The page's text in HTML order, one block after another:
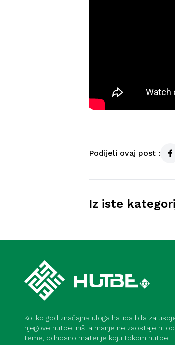
Podijeli ovaj post :
Iz iste
Koliko god značajna uloga hatiba bila za
njegove hutbe, ništa manje ne zaostaje ni
teme, odnosno materije koju tokom hutbe